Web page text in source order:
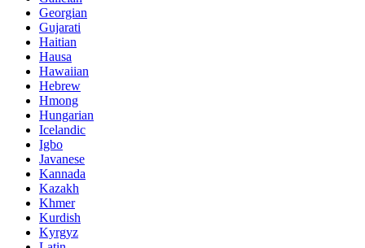
Georgian
Gujarati
Haitian
Hausa
Hawaiian
Hebrew
Hmong
Hungarian
Icelandic
Igbo
Javanese
Kannada
Kazakh
Khmer
Kurdish
Kyrgyz